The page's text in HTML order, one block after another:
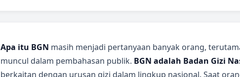
Apa itu BGN masih menjadi pertanyaan banyak orang,
muncul dalam pembahasan publik. BGN adalah Badan Gizi
berkaitan dengan urusan gizi dalam lingkup nasional. Saat